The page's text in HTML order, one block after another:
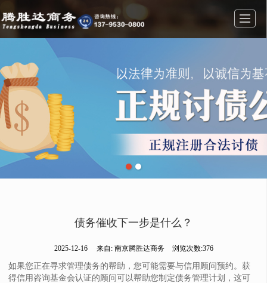
业务范围
新闻动态
债务催收下一步是什么？
2025-12-16 来自: 南京腾胜达商务 浏览次数:376
如果您正在寻求管理债务的帮助，您可能需要与信用顾问预约。获
得信用咨询基金会认证的顾问可以帮助您制定债务管理计划，这可